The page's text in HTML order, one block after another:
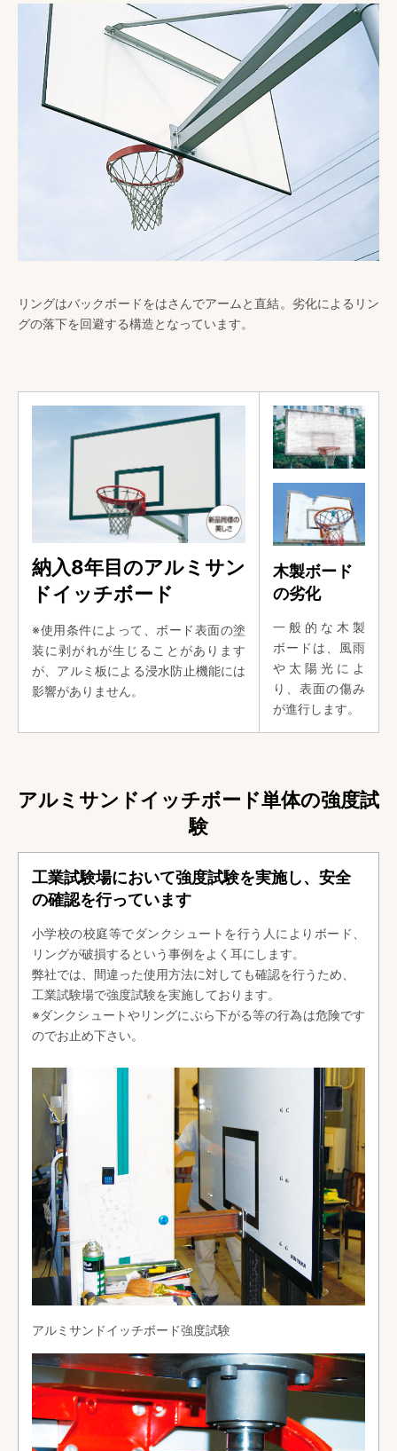
リングはバックボードをはさんでアームと直結。劣化によるリン
グの落下を回避する構造となっています。
納入8年目のアルミサン
ドイッチボード
※使用条件によって、ボード表面の塗
装に剥がれが生じることがあります
が、アルミ板による浸水防止機能には
影響がありません。
木製ボード
の劣化
一般的な木製
ボードは、風雨
や太陽光によ
り、表面の傷み
が進行します。
アルミサンドイッチボード単体の強度試
験
工業試験場において強度試験を実施し、安全
の確認を行っています
小学校の校庭等でダンクシュートを行う人によりボード、
リングが破損するという事例をよく耳にします。
弊社では、間違った使用方法に対しても確認を行うため、
工業試験場で強度試験を実施しております。
※ダンクシュートやリングにぶら下がる等の行為は危険です
のでお止め下さい。
アルミサンドイッチボード強度試験